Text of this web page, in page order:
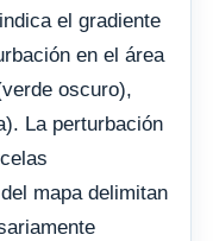
el gradiente
en el área
oscuro),
La perturbación
mapa delimitan